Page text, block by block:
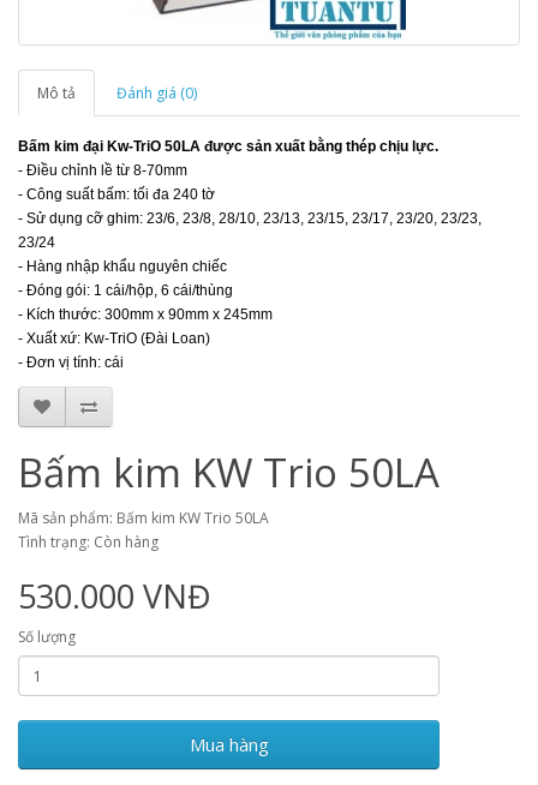
Mô tả Đánh giá (0)
Bấm kim đại Kw-TriO 50LA được sản xuất bằng thép chịu lực.
- Điều chỉnh lề từ 8-70mm
- Công suất bấm: tối đa 240 tờ
- Sử dụng cỡ ghim: 23/6, 23/8, 28/10, 23/13, 23/15, 23/17, 23/20, 23/23,
23/24
- Hàng nhập khẩu nguyên chiếc
- Đóng gói: 1 cái/hộp, 6 cái/thùng
- Kích thước: 300mm x 90mm x 245mm
- Xuất xứ: Kw-TriO (Đài Loan)
- Đơn vị tính: cái
Bấm kim KW Trio 50LA
Mã sản phẩm: Bấm kim KW Trio 50LA
Tình trạng: Còn hàng
530.000 VNĐ
Số lượng
Mua hàng